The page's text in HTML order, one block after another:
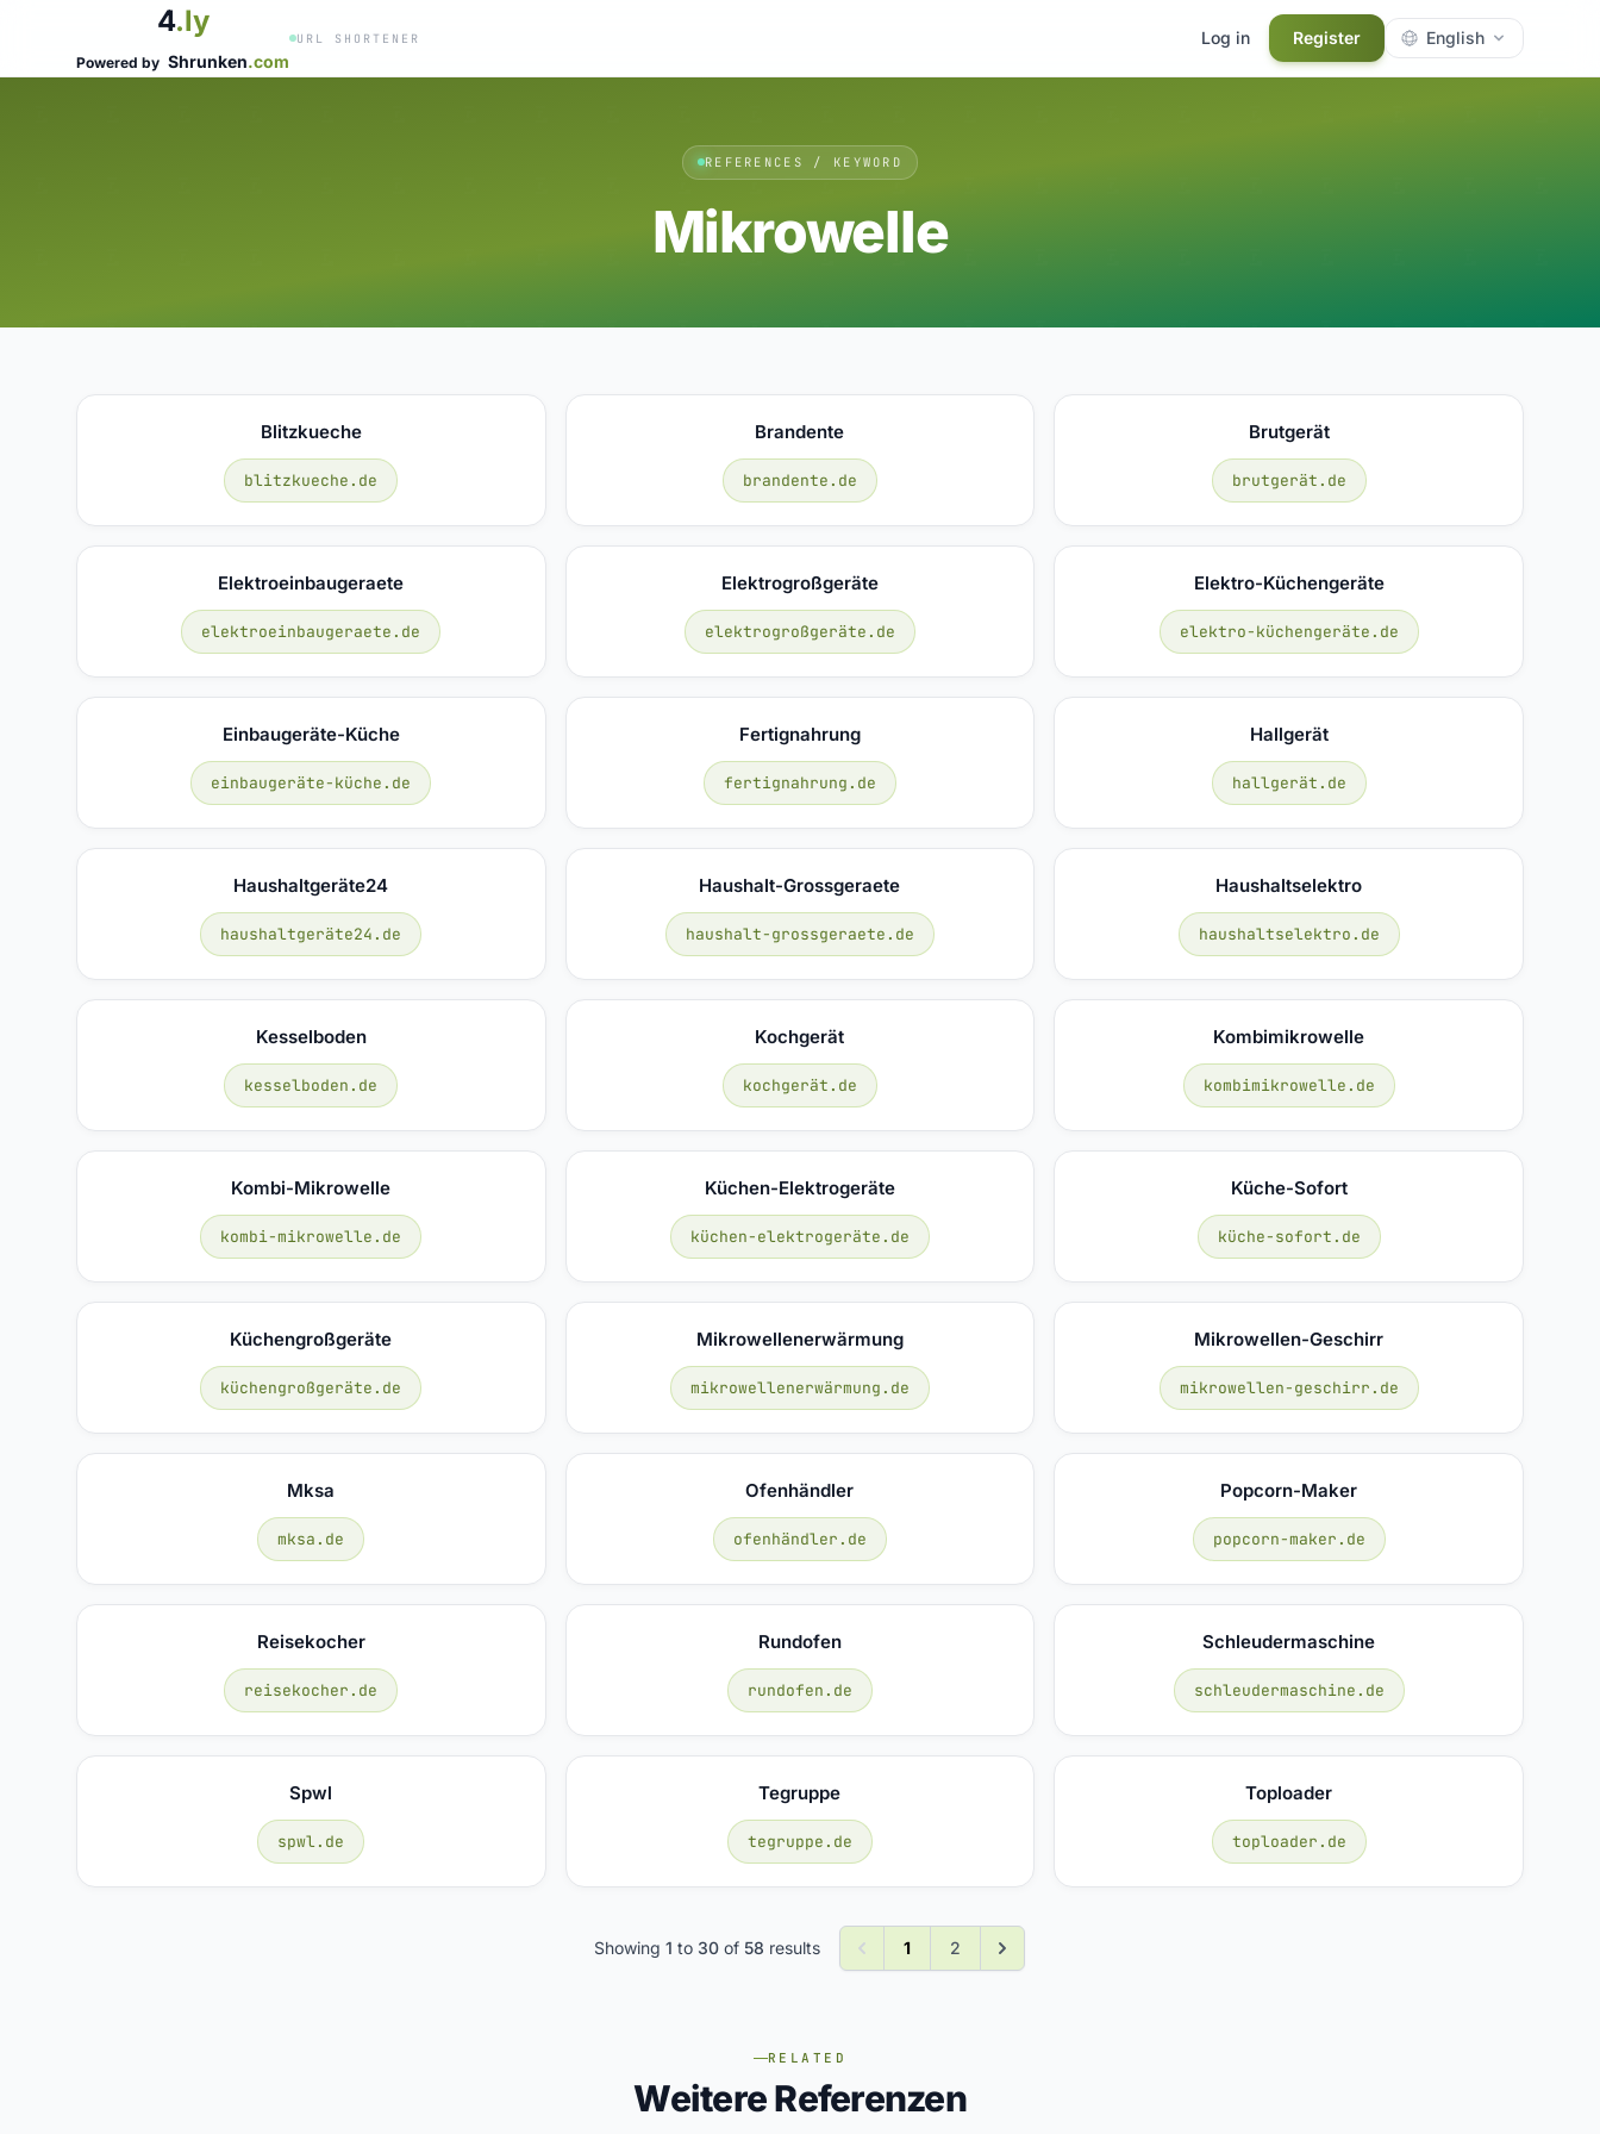
4.ly
Powered by Shrunken.com
URL SHORTENER Log in Register English
REFERENCES / KEYWORD
Mikrowelle
Blitzkueche
blitzkueche.de
Brandente
brandente.de
Brutgerät
brutgerät.de
Elektroeinbaugeraete
elektroeinbaugeraete.de
Elektrogroßgeräte
elektrogroßgeräte.de
Elektro-Küchengeräte
elektro-küchengeräte.de
Einbaugeräte-Küche
einbaugeräte-küche.de
Fertignahrung
fertignahrung.de
Hallgerät
hallgerät.de
Haushaltgeräte24
haushaltgeräte24.de
Haushalt-Grossgeraete
haushalt-grossgeraete.de
Haushaltselektro
haushaltselektro.de
Kesselboden
kesselboden.de
Kochgerät
kochgerät.de
Kombimikrowelle
kombimikrowelle.de
Kombi-Mikrowelle
kombi-mikrowelle.de
Küchen-Elektrogeräte
küchen-elektrogeräte.de
Küche-Sofort
küche-sofort.de
Küchengroßgeräte
küchengroßgeräte.de
Mikrowellenerwärmung
mikrowellenerwärmung.de
Mikrowellen-Geschirr
mikrowellen-geschirr.de
Mksa
mksa.de
Ofenhändler
ofenhändler.de
Popcorn-Maker
popcorn-maker.de
Reisekocher
reisekocher.de
Rundofen
rundofen.de
Schleudermaschine
schleudermaschine.de
Spwl
spwl.de
Tegruppe
tegruppe.de
Toploader
toploader.de
Showing 1 to 30 of 58 results 1 2
RELATED
Weitere Referenzen